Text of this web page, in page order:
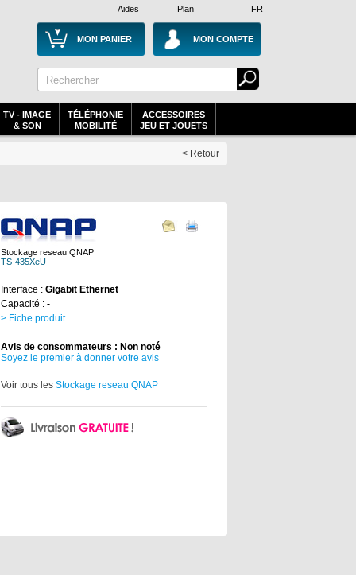
Plan
Aides FR
MON PANIER MON COMPTE
TV - IMAGE
& SON
TÉLÉPHONIE
MOBILITÉ
ACCESSOIRES
JEU ET JOUETS
< Retour
Stockage reseau QNAP
TS-435XeU
Interface : Gigabit Ethernet
Capacité : -
> Fiche produit
Avis de consommateurs : Non noté
Soyez le premier à donner votre avis
Voir tous les Stockage reseau QNAP